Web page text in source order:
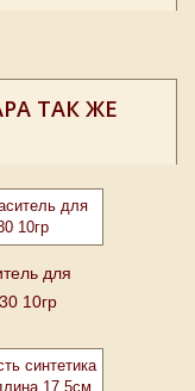
ТАК ЖЕ
для
10гр